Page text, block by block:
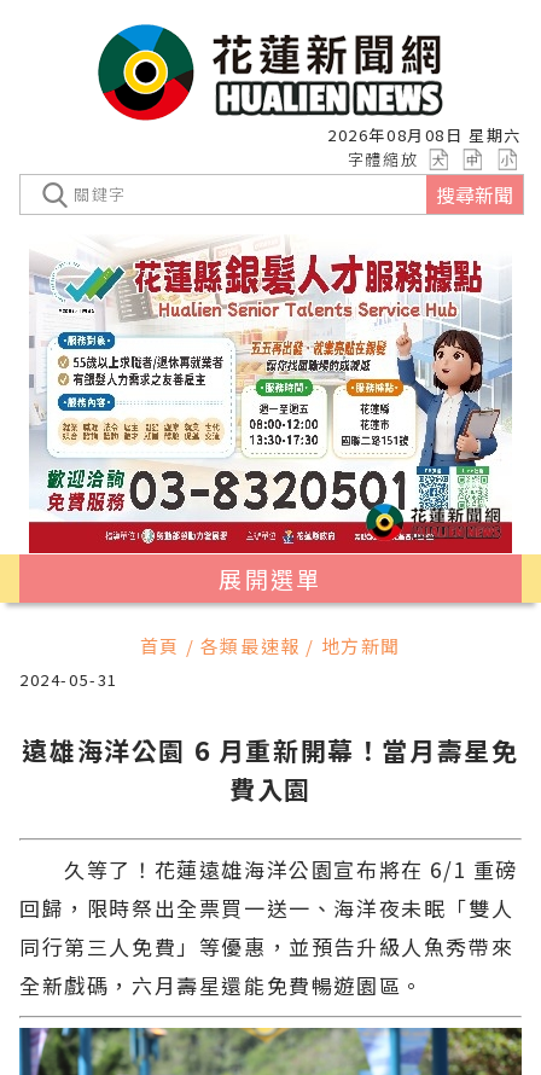
2026年08月08日 星期六
字體縮放
搜尋新聞
展開選單
首頁 / 各類最速報 / 地方新聞
2024-05-31
遠雄海洋公園 6 月重新開幕！當月壽星免
費入園
久等了！花蓮遠雄海洋公園宣布將在 6/1 重磅
回歸，限時祭出全票買一送一、海洋夜未眠「雙人
同行第三人免費」等優惠，並預告升級人魚秀帶來
全新戲碼，六月壽星還能免費暢遊園區。